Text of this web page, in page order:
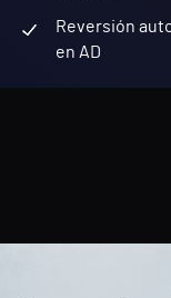
Reversión
en AD